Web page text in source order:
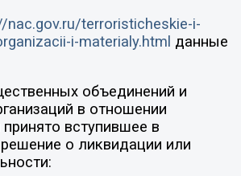
nac.gov.ru/terroristicheskie-i-
i-materialy.html данные
объединений и
в отношении
вступившее в
о ликвидации или